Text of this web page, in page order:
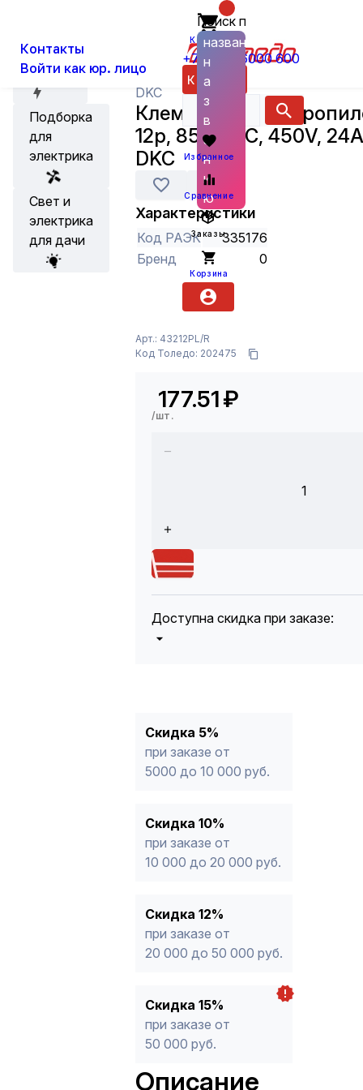
Контакты
Войти как юр. лицо
Корзина
+7 (800) 6000 600
Каталог
Поиск по
названию
н
а
з
в
а
н
и
ю
Избранное
Сравнение
Заказы
Корзина
Акции
Подборка
для
электрика
Свет и
электрика
для дачи
Бытовые товары, прочая
DKC
Клеммник
12р, 85градС, 450V,
DKC
Характеристики
Код РАЭК
335176
Бренд
0
Арт.: 43212PL/R
Код Толедо: 202475
177.51₽
/шт.
1
Доступна скидка при заказе:
* -Для заказов, состоящих
продукции, максимальная скидка
Скидка 5%
при заказе от
5000 до 10 000 руб.
Скидка 10%
при заказе от
10 000 до 20 000 руб.
Скидка 12%
при заказе от
20 000 до 50 000 руб.
Скидка 15%
при заказе от
50 000 руб.
Описание